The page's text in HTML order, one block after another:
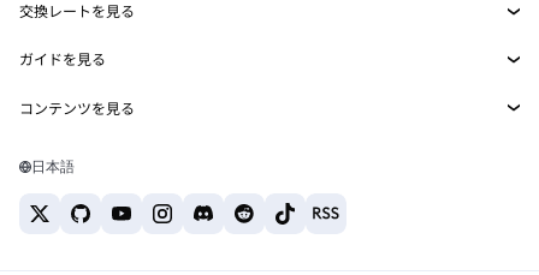
MetaMask Connect
Snaps
Web3サービス
セキュリティ
サポート
キャリア
お問い合わせ
イーサリアムの価格
Solanaの価格
Tetherの価格
交換レートを見る
ETH→USD
USDT→INR
BTC→INR
ETH→USDT
ガイドを見る
ETHの購入
USDTの購入
コンテンツを見る
Solanaウォレット
日本語